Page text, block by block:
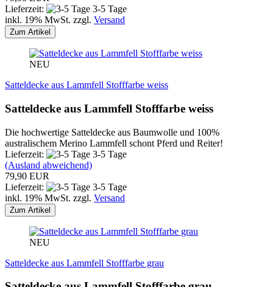
Lieferzeit:
3-5 Tage
inkl. 19% MwSt. zzgl. Versand
Zum Artikel
NEU
Satteldecke aus Lammfell Stofffarbe weiss
Satteldecke aus Lammfell Stofffarbe weiss
Die hochwertige Satteldecke aus Baumwolle und 100%
australischem Merino Lammfell schont Pferd und Reiter!
Lieferzeit:
3-5 Tage
(Ausland abweichend)
79,90 EUR
Lieferzeit:
3-5 Tage
inkl. 19% MwSt. zzgl. Versand
Zum Artikel
NEU
Satteldecke aus Lammfell Stofffarbe grau